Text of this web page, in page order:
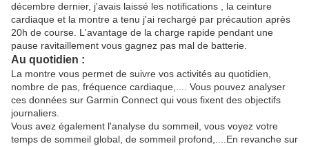
décembre dernier, j'avais laissé les notifications , la ceinture
cardiaque et la montre a tenu j'ai rechargé par précaution après
20h de course. L'avantage de la charge rapide pendant une
pause ravitaillement vous gagnez pas mal de batterie.
Au quotidien :
La montre vous permet de suivre vos activités au quotidien,
nombre de pas, fréquence cardiaque,.... Vous pouvez analyser
ces données sur Garmin Connect qui vous fixent des objectifs
journaliers.
Vous avez également l'analyse du sommeil, vous voyez votre
temps de sommeil global, de sommeil profond,....En revanche sur